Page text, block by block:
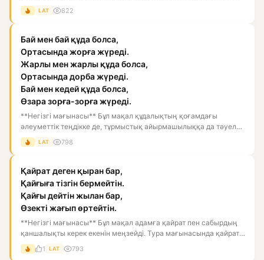
LAT 822
Бай мен бай құда болса,
Ортасында жорға жүреді.
Жарлы мен жарлы құда болса,
Ортасында дорба жүреді.
Бай мен кедей құда болса,
Өзара зорға-зорға жүреді.
**Негізгі мағынасы** Бұл мақал құдалықтың қоғамдағы
әлеуметтік теңдікке де, тұрмыстық айырмашылыққа да тәуелді
болатынын...
LAT 798
Қайрат деген қыран бар,
Қайғыға тізгін бермейтін.
Қайғы дейтін жылан бар,
Өзекті жағып өртейтін.
**Негізгі мағынасы** Бұл мақал адамға қайрат пен сабырдың
қаншалықты керек екенін меңзейді. Тура мағынасында қайрат
— қы...
1 LAT 793